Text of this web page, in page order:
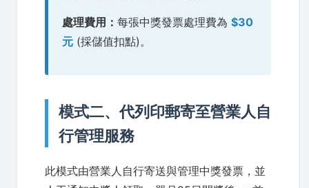
處理費用： 每張中獎發票處理費為 $30
元 (採儲值扣點)。
模式二、代列印郵寄至營業人自
行管理服務
此模式由營業人自行寄送與管理中獎發票，並